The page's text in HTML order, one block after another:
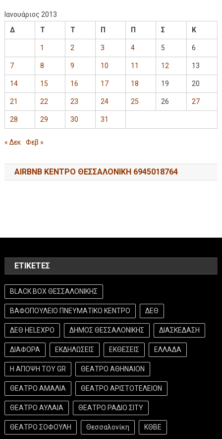
Ιανουάριος 2013
Δ
Τ Τ Π Π Σ Κ
1 2 3 4 5 6
7 8 9 10 11 12 13
14 15 16 17 18 19 20
21 22 23 24 25 26 27
28 29 30 31
« Δεκ Φεβ »
AIRBNB ΚΕΝΤΡΟ ΘΕΣΣΑΛΟΝΙΚΗ 6945018764
ΕΤΙΚΈΤΕΣ
BLACK BOX ΘΕΣΣΑΛΟΝΙΚΗΣ
ΒΑΦΟΠΟΥΛΕΙΟ ΠΝΕΥΜΑΤΙΚΟ ΚΕΝΤΡΟ ΔΕΘ
ΔΕΘ HELEXPO ΔΗΜΟΣ ΘΕΣΣΑΛΟΝΙΚΗΣ ΔΙΑΣΚΕΔΑΣΗ
ΔΙΑΦΟΡΑ ΕΚΔΗΛΩΣΕΙΣ ΕΚΘΕΣΕΙΣ ΕΛΛΑΔΑ
Η ΑΠΟΨΗ ΤΟΥ GR ΘΕΑΤΡΟ ΑΘΗΝΑΙΟΝ
ΘΕΑΤΡΟ ΑΜΑΛΙΑ ΘΕΑΤΡΟ ΑΡΙΣΤΟΤΕΛΕΙΟΝ
ΘΕΑΤΡΟ ΑΥΛΑΙΑ ΘΕΑΤΡΟ ΡΑΔΙΟ ΣΙΤΥ
ΘΕΑΤΡΟ ΣΟΦΟΥΛΗ Θεσσαλονίκη ΚΘΒΕ